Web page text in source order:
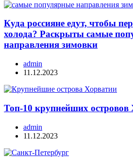
Куда россияне едут, чтобы
холода? Раскрыты самые
направления зимовки
admin
11.12.2023
Топ-10 крупнейших островов
admin
11.12.2023